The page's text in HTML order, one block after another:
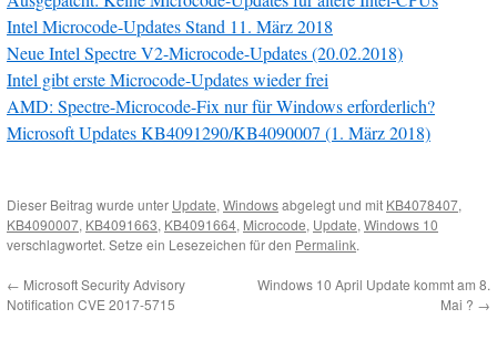
Intel Microcode-Updates Stand 11. März 2018
Neue Intel Spectre V2-Microcode-Updates (20.02.2018)
Intel gibt erste Microcode-Updates wieder frei
AMD: Spectre-Microcode-Fix nur für Windows erforderlich?
Microsoft Updates KB4091290/KB4090007 (1. März 2018)
Dieser Beitrag wurde unter Update, Windowsabgelegt und mit KB4078407,
KB4090007, KB4091663, KB4091664, Microcode, Update, Windows 10
verschlagwortet. Setze ein Lesezeichen für den Permalink.
← Microsoft Security Advisory
Notification CVE 2017-5715
Windows 10 April Update kommt am 8.
Mai ? →